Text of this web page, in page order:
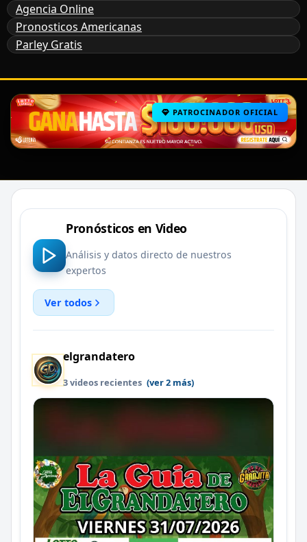
Agencia Online
Pronosticos Americanas
Parley Gratis
PATROCINADOR OFICIAL
Pronósticos en Video
Análisis y datos directo de nuestros
expertos
Ver todos
elgrandatero
3 videos recientes (ver 2 más)